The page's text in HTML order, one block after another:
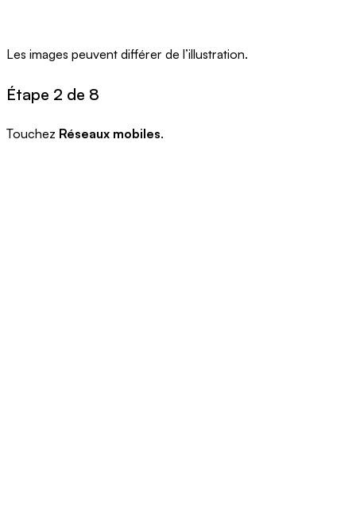
Les images peuvent différer de l’illustration.
Étape 2 de 8
Touchez Réseaux mobiles.